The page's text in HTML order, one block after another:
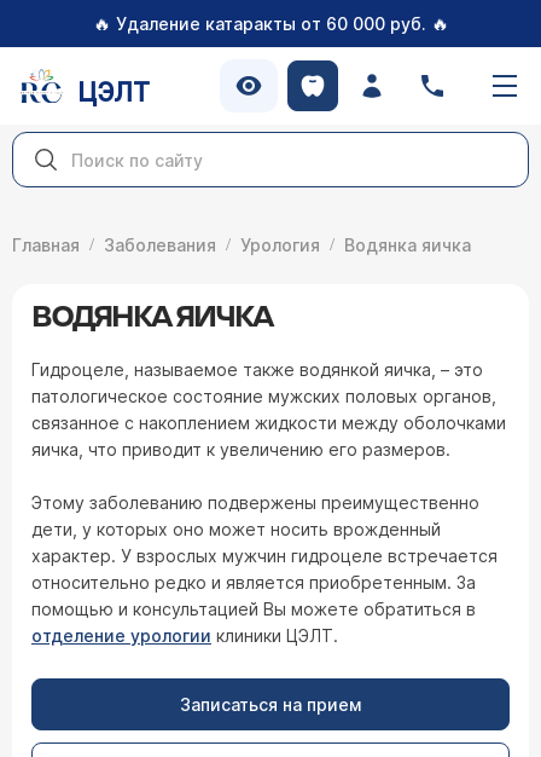
🔥 Удаление катаракты от 60 000 руб. 🔥
ЦЭЛТ
Главная Заболевания Урология Водянка яичка
ВОДЯНКА ЯИЧКА
Гидроцеле, называемое также водянкой яичка, – это
патологическое состояние мужских половых органов,
связанное с накоплением жидкости между оболочками
яичка, что приводит к увеличению его размеров.
Этому заболеванию подвержены преимущественно
дети, у которых оно может носить врожденный
характер. У взрослых мужчин гидроцеле встречается
относительно редко и является приобретенным. За
помощью и консультацией Вы можете обратиться в
отделение урологии клиники ЦЭЛТ.
Записаться на прием